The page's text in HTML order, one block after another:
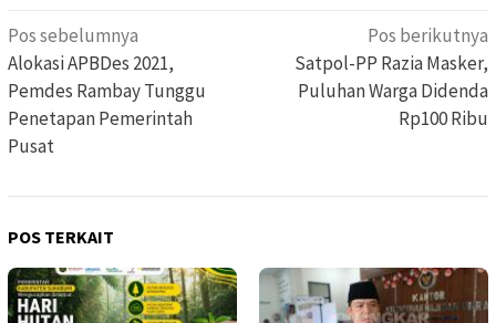
Navigasi
pos
Pos sebelumnya
Alokasi APBDes 2021,
Pemdes Rambay Tunggu
Penetapan Pemerintah
Pusat
Pos berikutnya
Satpol-PP Razia Masker,
Puluhan Warga Didenda
Rp100 Ribu
POS TERKAIT